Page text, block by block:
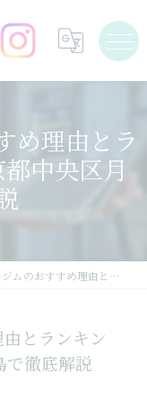
め理由とラ
中央区月
由とランキング活用法を東京都中央区月島で徹底解説
とランキン
で徹底解説